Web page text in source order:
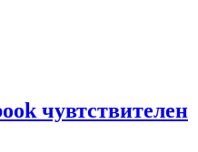
чувтствителен